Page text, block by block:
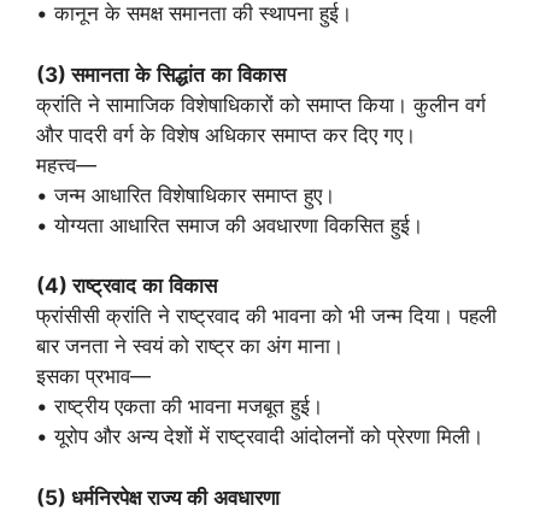
• कानून के समक्ष समानता की स्थापना हुई।
(3)समानता के सिद्धांत का विकास
क्रांति ने सामाजिक विशेषाधिकारों को समाप्त किया। कुलीन वर्ग
और पादरी वर्ग के विशेष अधिकार समाप्त कर दिए गए।
महत्त्व—
• जन्म आधारित विशेषाधिकार समाप्त हुए।
• योग्यता आधारित समाज की अवधारणा विकसित हुई।
(4)राष्ट्रवाद का विकास
फ्रांसीसी क्रांति ने राष्ट्रवाद की भावना को भी जन्म दिया। पहली
बार जनता ने स्वयं को राष्ट्र का अंग माना।
इसका प्रभाव—
• राष्ट्रीय एकता की भावना मजबूत हुई।
• यूरोप और अन्य देशों में राष्ट्रवादी आंदोलनों को प्रेरणा मिली।
(5) धर्मनिरपेक्ष राज्य की अवधारणा